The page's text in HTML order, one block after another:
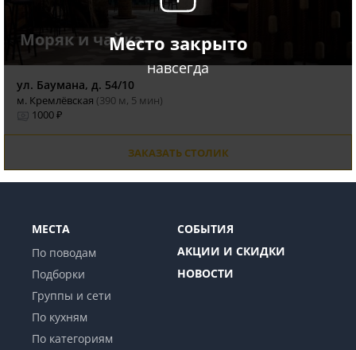
Место закрыто
навсегда
Моряк и чайка
ул. Баумана, д. 54/10
м. Кремлёвская (390 м, 5 мин)
1000 ₽
ЗАКАЗАТЬ СТОЛИК
МЕСТА
По поводам
Подборки
Группы и сети
По кухням
По категориям
СОБЫТИЯ
АКЦИИ И СКИДКИ
НОВОСТИ